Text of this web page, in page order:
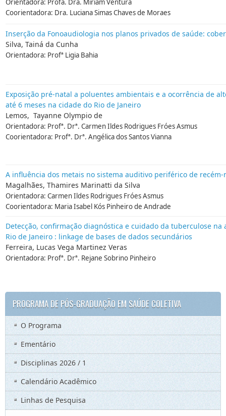
Orientadora: Profa. Dra. Miriam Ventura
Coorientadora: Dra. Luciana Simas Chaves de Moraes
Inserção da Fonoaudiologia nos planos privados de saúde:
Silva, Tainá da Cunha
Orientadora: Profª Ligia Bahia
Exposição pré-natal a poluentes ambientais e a ocorrência de
até 6 meses na cidade do Rio de Janeiro
Lemos, Tayanne Olympio de
Orientadora: Profª. Drª. Carmen Ildes Rodrigues Fróes Asmus
Coorientadora: Profª. Drª. Angélica dos Santos Vianna
A influência dos metais no sistema auditivo periférico de
Magalhães, Thamires Marinatti da Silva
Orientadora: Carmen Ildes Rodrigues Fróes Asmus
Coorientadora: Maria Isabel Kós Pinheiro de Andrade
Detecção, confirmação diagnóstica e cuidado da tuberculose
Rio de Janeiro : linkage de bases de dados secundários
Ferreira, Lucas Vega Martinez Veras
Orientadora: Profª. Drª. Rejane Sobrino Pinheiro
PROGRAMA DE PÓS-GRADUAÇÃO EM SAÚDE COLETIVA
O Programa
Ementário
Disciplinas 2026 / 1
Calendário Acadêmico
Linhas de Pesquisa